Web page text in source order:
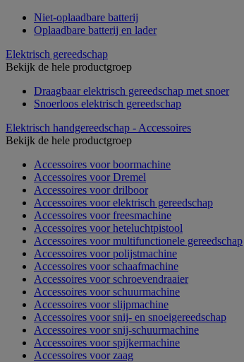
Niet-oplaadbare batterij
Oplaadbare batterij en lader
Elektrisch gereedschap
Bekijk de hele productgroep
Draagbaar elektrisch gereedschap met snoer
Snoerloos elektrisch gereedschap
Elektrisch handgereedschap - Accessoires
Bekijk de hele productgroep
Accessoires voor boormachine
Accessoires voor Dremel
Accessoires voor drilboor
Accessoires voor elektrisch gereedschap
Accessoires voor freesmachine
Accessoires voor heteluchtpistool
Accessoires voor multifunctionele gereedschap
Accessoires voor polijstmachine
Accessoires voor schaafmachine
Accessoires voor schroevendraaier
Accessoires voor schuurmachine
Accessoires voor slijpmachine
Accessoires voor snij- en snoeigereedschap
Accessoires voor snij-schuurmachine
Accessoires voor spijkermachine
Accessoires voor zaag